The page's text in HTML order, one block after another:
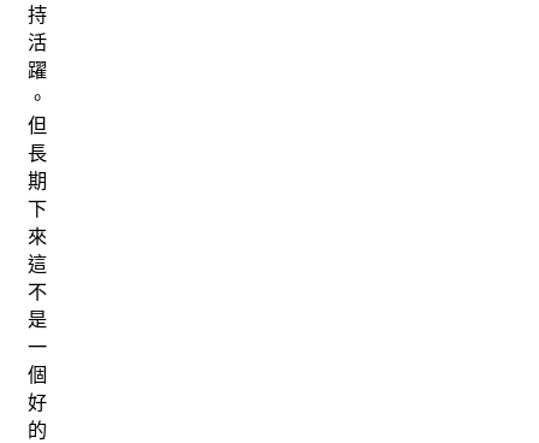
持
活
躍
。
但
長
期
下
來
這
不
是
一
個
好
的